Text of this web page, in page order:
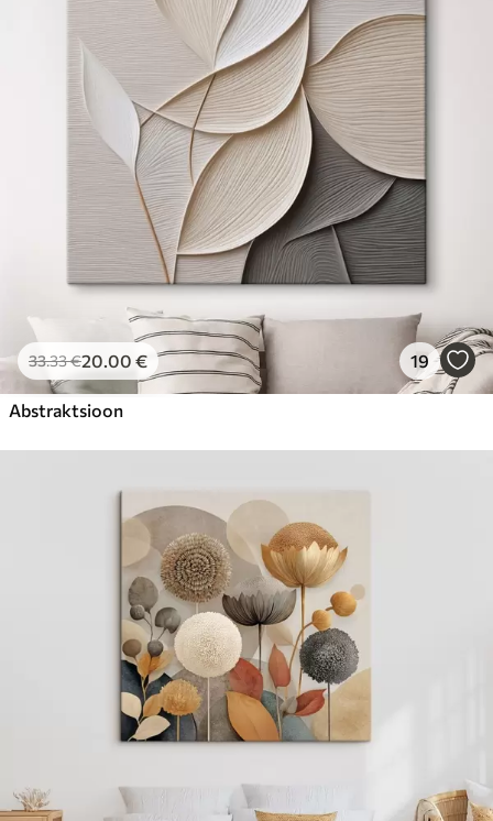
33.33€20.00 € 19
Abstraktsioon